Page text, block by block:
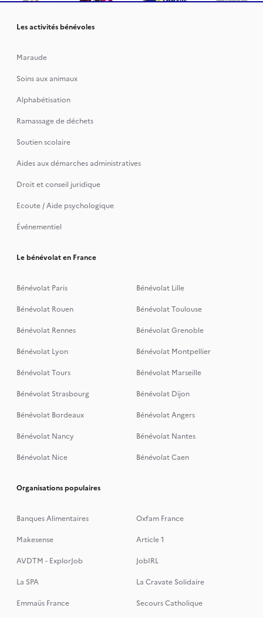
Les activités bénévoles
Maraude
Soins aux animaux
Alphabétisation
Ramassage de déchets
Soutien scolaire
Aides aux démarches administratives
Droit et conseil juridique
Ecoute / Aide psychologique
Événementiel
Le bénévolat en France
Bénévolat Paris
Bénévolat Lille
Bénévolat Rouen
Bénévolat Toulouse
Bénévolat Rennes
Bénévolat Grenoble
Bénévolat Lyon
Bénévolat Montpellier
Bénévolat Tours
Bénévolat Marseille
Bénévolat Strasbourg
Bénévolat Dijon
Bénévolat Bordeaux
Bénévolat Angers
Bénévolat Nancy
Bénévolat Nantes
Bénévolat Nice
Bénévolat Caen
Organisations populaires
Banques Alimentaires
Oxfam France
Makesense
Article 1
AVDTM - ExplorJob
JobIRL
La SPA
La Cravate Solidaire
Emmaüs France
Secours Catholique